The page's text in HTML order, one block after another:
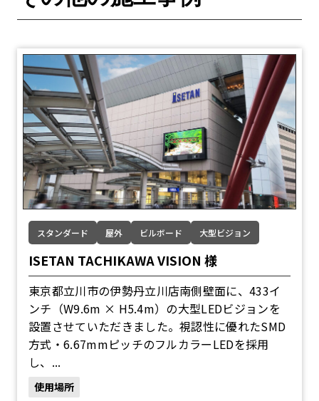
スタンダード 屋外 ビルボード 大型ビジョン
ISETAN TACHIKAWA VISION 様
東京都立川市の伊勢丹立川店南側壁面に、433イ
ンチ（W9.6m × H5.4m）の大型LEDビジョンを
設置させていただきました。視認性に優れたSMD
方式・6.67mmピッチのフルカラーLEDを採用
し、...
使用場所